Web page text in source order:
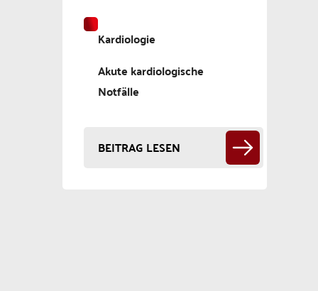
Kardiologie
Akute kardiologische
Notfälle
BEITRAG LESEN